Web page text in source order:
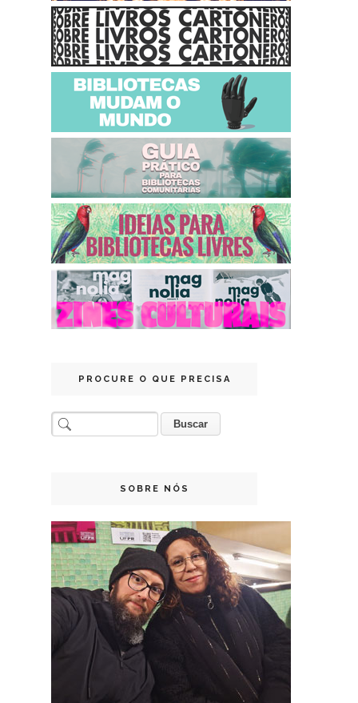
PROCURE O QUE PRECISA
SOBRE NÓS